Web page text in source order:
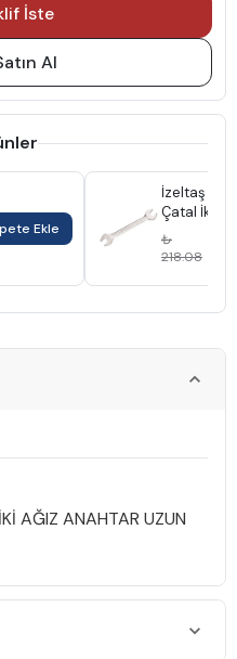
İste
Al
Ekle
İzeltaş
Çatal İki
Anahtar
Boy
₺
218.08
AĞIZ ANAHTAR UZUN